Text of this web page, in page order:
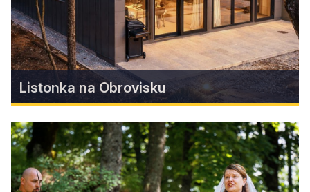
Zistiť viac
Listonka na Obrovisku
Listonka na Obrovisku